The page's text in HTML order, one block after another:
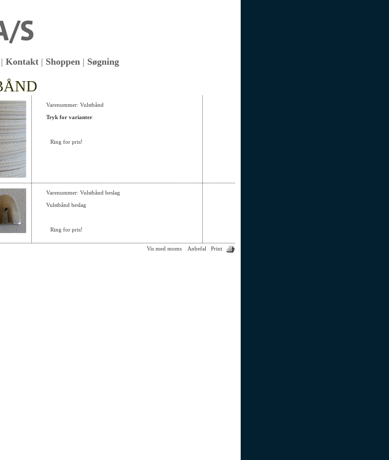
| Kontakt | Shoppen | Søgning
Varenummer: Vulstbånd
Tryk for varianter
Ring for pris!
Varenummer: Vulstbånd beslag
Vulstbånd beslag
Ring for pris!
Vis med moms Anbefal Print